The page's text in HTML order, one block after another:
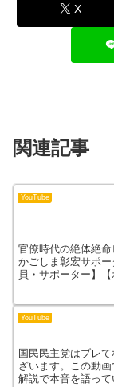
X
関連記事
YouTube
官僚時代の絶体絶
かごしま彰宏サポ
員・サポーター】
YouTube
国民民主党はブレ
ざいます。この動
解説で本音を語っ